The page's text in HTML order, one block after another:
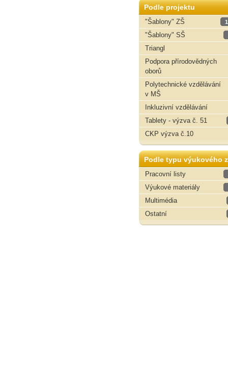
Podle projektu
"Šablony" ZŠ
"Šablony" SŠ
Triangl
Podpora přírodovědných
oborů
Polytechnické vzdělávání
v MŠ
Inkluzivní vzdělávání
Tablety - výzva č. 51
CKP výzva č.10
Podle typu výukového
Pracovní listy
Výukové materiály
Multimédia
Ostatní